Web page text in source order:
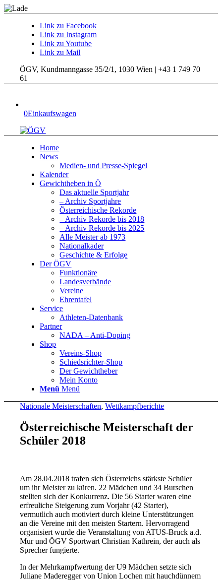
Link zu Facebook
Link zu Instagram
Link zu Youtube
Link zu Mail
ÖGV, Kundmanngasse 35/2/1, 1030 Wien | +43 1 749 70
61
0Einkaufswagen
Home
News
Medien- und Presse-Spiegel
Kalender
Gewichtheben in Ö
Das aktuelle Sportjahr
– Archiv Sportjahre
Österreichische Rekorde
– Archiv Rekorde bis 2018
– Archiv Rekorde bis 2025
Alle Meister ab 1973
Nationalkader
Geschichte & Erfolge
Der ÖGV
Funktionäre
Landesverbände
Vereine
Ehrentafel
Service
Athleten-Datenbank
Partner
NADA – Anti-Doping
Shop
Vereins-Shop
Schiedsrichter-Shop
Der Gewichtheber
Mein Konto
Menü Menü
Nationale Meisterschaften,Wettkampfberichte
Österreichische Meisterschaft der
Schüler 2018
Am 28.04.2018 trafen sich Österreichs stärkste Schüler
um ihr Meister zu küren. 22 Mädchen und 34 Burschen
stellten sich der Konkurrenz. Die 56 Starter waren eine
erfreuliche Steigerung zum Vorjahr (42 Starter),
vermutlich auch motiviert durch kleine Unterstützungen
an die Vereine mit den meisten Startern. Hervorragend
organisiert wurde die Veranstaltung von ATUS-Bruck a.d.
Mur und ÖGV Sportwart Christian Kathrein, der auch als
Sprecher fungierte.
In der Mehrkampfwertung der U9 Mädchen setzte sich
Juliane Maderegger von Union Lochen mit hauchdünnem